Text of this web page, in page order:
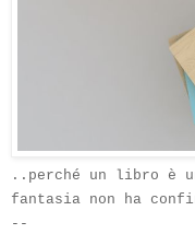
..perché un libro è
fantasia non ha
--